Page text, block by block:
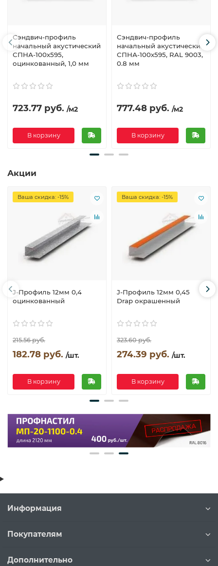
Сэндвич-профиль
начальный акустический
СПНА-100х595,
оцинкованный, 1,0 мм
723.77 руб. /м2
В корзину
Сэндвич-профиль
начальный акустический
СПНА-100х595, RAL 9003,
0.8 мм
777.48 руб. /м2
В корзину
Акции
Ваша скидка: -15%
J-Профиль 12мм 0,4
оцинкованный
215.56 руб.
182.78 руб. /шт.
В корзину
Ваша скидка: -15%
J-Профиль 12мм 0,45
Drap окрашенный
323.60 руб.
274.39 руб. /шт.
В корзину
Информация
Покупателям
Дополнительно